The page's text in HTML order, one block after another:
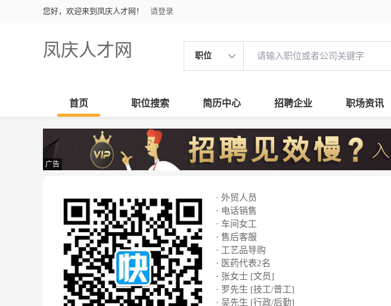
您好，欢迎来到凤庆人才网！ 请登录
凤庆人才网 职位
首页 职位搜索 简历中心 招聘企业 职场资讯
广告
· 外贸人员
· 电话销售
· 车间女工
· 售后客服
· 工艺品导购
· 医药代表2名
· 张女士 [文员]
· 罗先生 [技工/普工]
· 吴先生 [行政/后勤]